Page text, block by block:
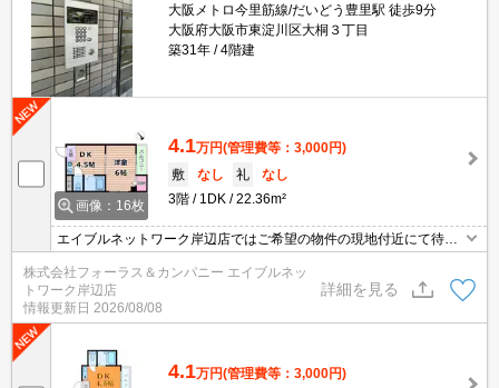
大阪メトロ今里筋線/だいどう豊里駅 徒歩9分
大阪府大阪市東淀川区大桐３丁目
築31年
4階建
画像：16枚
4.1万円(管理費等：3,000円)
敷
なし 礼
なし
3階
1DK 22.36m²
エイブルネットワーク岸辺店ではご希望の物件の現地付近にて待ち
合わせをさせていただきご内覧いただくサービスや、主要駅までの
お迎えサービスも実施中です。詳しくは「エイブルネットワーク岸
辺店」 ０１２０－９６７－０９９にお気軽にお問合せ下さい♪
株式会社フォーラス＆カンパニー エイブルネッ
トワーク岸辺店
情報更新日 2026/08/08
詳細を見る
4.1万円(管理費等：3,000円)